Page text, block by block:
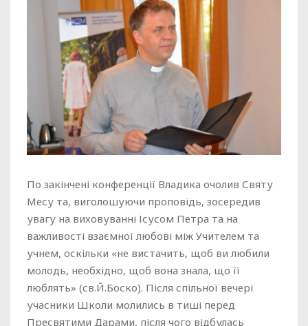
По закінчені конференції Владика очолив Святу
Месу та, виголошуючи проповідь, зосередив
увагу на виховуванні Ісусом Петра та на
важливості взаємної любові між Учителем та
учнем, оскільки «не вистачить, щоб ви любили
молодь, необхідно, щоб вона знала, що її
люблять» (св.Й.Боско). Після спільної вечері
учасники Школи молились в тиші перед
Пресвятими Дарами, після чого відбулась